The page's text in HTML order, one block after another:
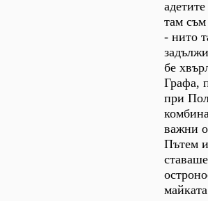
там
- нито
бе
Графа,
при
важни
Пътем